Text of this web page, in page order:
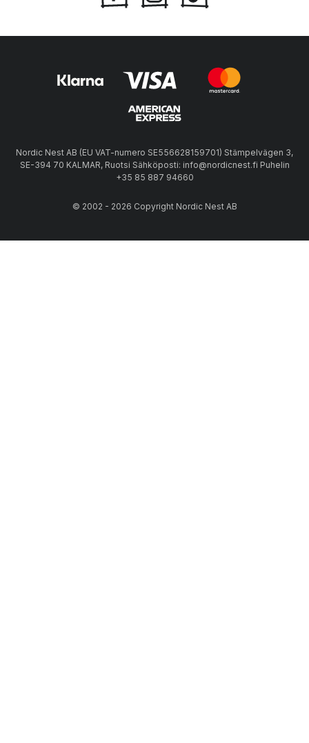
Nordic Nest AB (EU VAT-numero SE556628159701) Stämpelvägen 3,
SE-394 70 KALMAR, Ruotsi Sähköposti: info@nordicnest.fi Puhelin
+35 85 887 94660
© 2002 - 2026 Copyright Nordic Nest AB